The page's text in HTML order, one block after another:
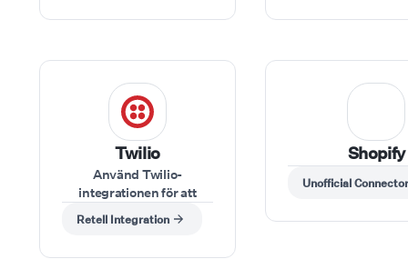
Twilio
Använd Twilio-
integrationen för att
hantera telefonsamtal,
skicka SMS-aviseringar
Retell Integration
Shopify
Unofficial